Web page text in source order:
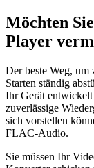
Möchten
Player
Der beste Weg, um
Starten ständig
Ihr Gerät
zuverlässige
sich vorstellen
FLAC-Audio.
Sie müssen Ihr